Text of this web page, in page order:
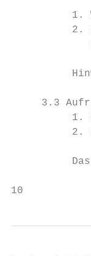
1.
2.
3.3
1.
2.
10